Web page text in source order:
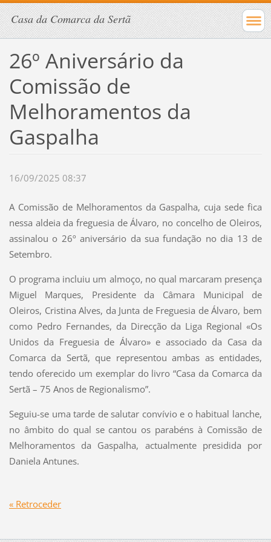
Casa da Comarca da Sertã
26º Aniversário da
Comissão de
Melhoramentos da
Gaspalha
16/09/2025 08:37
A Comissão de Melhoramentos da Gaspalha, cuja sede fica
nessa aldeia da freguesia de Álvaro, no concelho de Oleiros,
assinalou o 26º aniversário da sua fundação no dia 13 de
Setembro.
O programa incluiu um almoço, no qual marcaram presença
Miguel Marques, Presidente da Câmara Municipal de
Oleiros, Cristina Alves, da Junta de Freguesia de Álvaro, bem
como Pedro Fernandes, da Direcção da Liga Regional «Os
Unidos da Freguesia de Álvaro» e associado da Casa da
Comarca da Sertã, que representou ambas as entidades,
tendo oferecido um exemplar do livro “Casa da Comarca da
Sertã – 75 Anos de Regionalismo”.
Seguiu-se uma tarde de salutar convívio e o habitual lanche,
no âmbito do qual se cantou os parabéns à Comissão de
Melhoramentos da Gaspalha, actualmente presidida por
Daniela Antunes.
« Retroceder